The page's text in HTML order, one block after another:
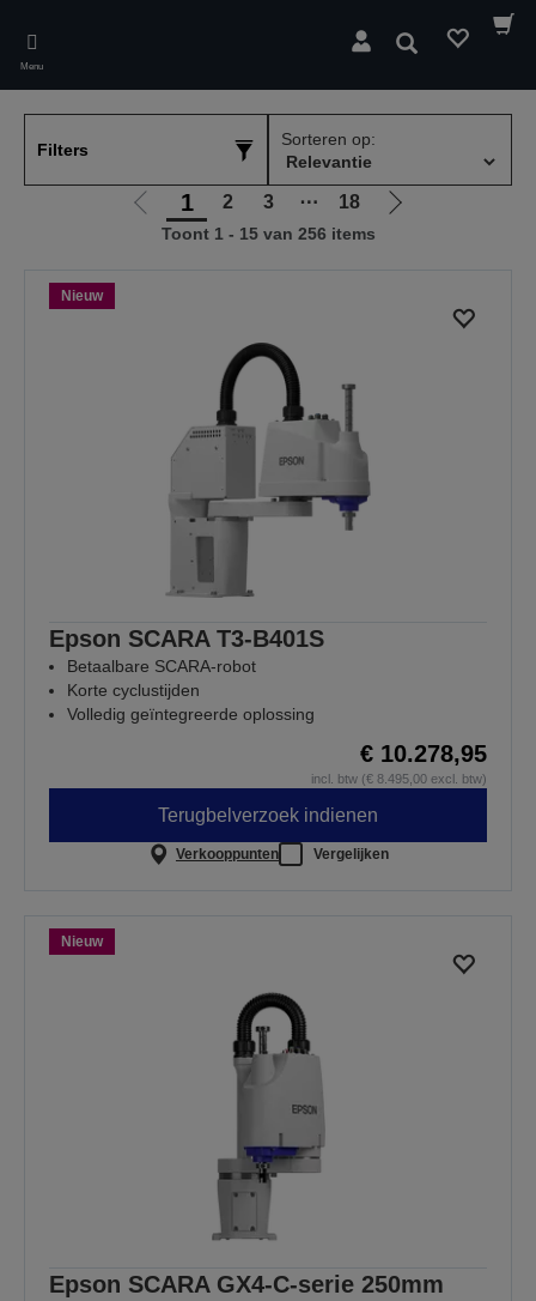
main
content
Menu
Zoeken
Filters
Sorteren op:
Ga
naar
1 2 3 ⋯ 18
Ga
Toont 1 - 15 van 256 items
Nieuw
Epson SCARA T3-B401S
Betaalbare SCARA-robot
Korte cyclustijden
Volledig geïntegreerde oplossing
€ 10.278,95
incl. btw (€ 8.495,00 excl. btw)
Terugbelverzoek indienen
Verkooppunten Vergelijken
Nieuw
Epson SCARA GX4-C-serie 250mm